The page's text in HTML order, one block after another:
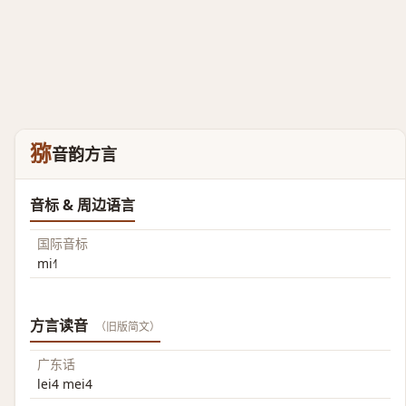
猕音韵方言
音标 & 周边语言
国际音标
mi˧˥
方言读音 （旧版简文）
广东话
lei4 mei4